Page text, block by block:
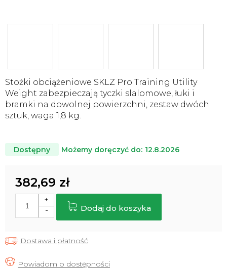
Dostępny Możemy doręczyć do: 12.8.2026
382,69 zł
jednostkowa:
Dodaj do koszyka
Stożki obciążeniowe SKLZ Pro Training Utility
Weight zabezpieczają tyczki slalomowe, łuki i
bramki na dowolnej powierzchni, zestaw dwóch
sztuk, waga 1,8 kg.
Dostawa i płatność